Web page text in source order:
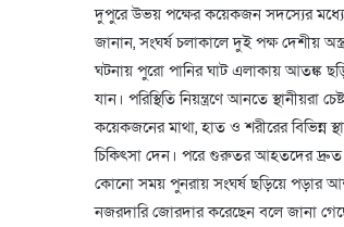
দুপুরে উভয় পক্ষের কয়েকজন সদস্যের মধ্যে
জানান, সংঘর্ষ চলাকালে দুই পক্ষ দেশীয়
ঘটনায় পুরো পানির ঘাট এলাকায় আতঙ্ক
যান। পরিস্থিতি নিয়ন্ত্রণে আনতে
কয়েকজনের মাথা, হাত ও শরীরের বিভিন্ন
চিকিৎসা দেন। পরে গুরুতর আহতদের দ্রুত
কোনো সময় পুনরায় সংঘর্ষ ছড়িয়ে পড়ার
নজরদারি জোরদার করেছেন বলে জানা